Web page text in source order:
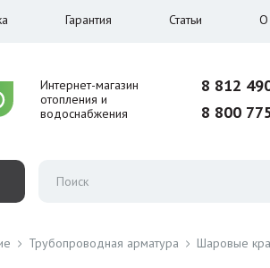
Гарантия Статьи О
Интернет-магазин
отопления и
водоснабжения
8 812
8 800
Трубопроводная арматура Шаровые